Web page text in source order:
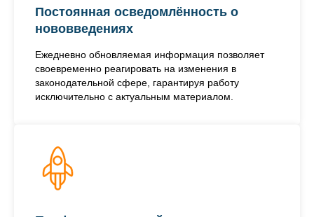
Постоянная осведомлённость о
нововведениях
Ежедневно обновляемая информация позволяет
своевременно реагировать на изменения в
законодательной сфере, гарантируя работу
исключительно с актуальным материалом.